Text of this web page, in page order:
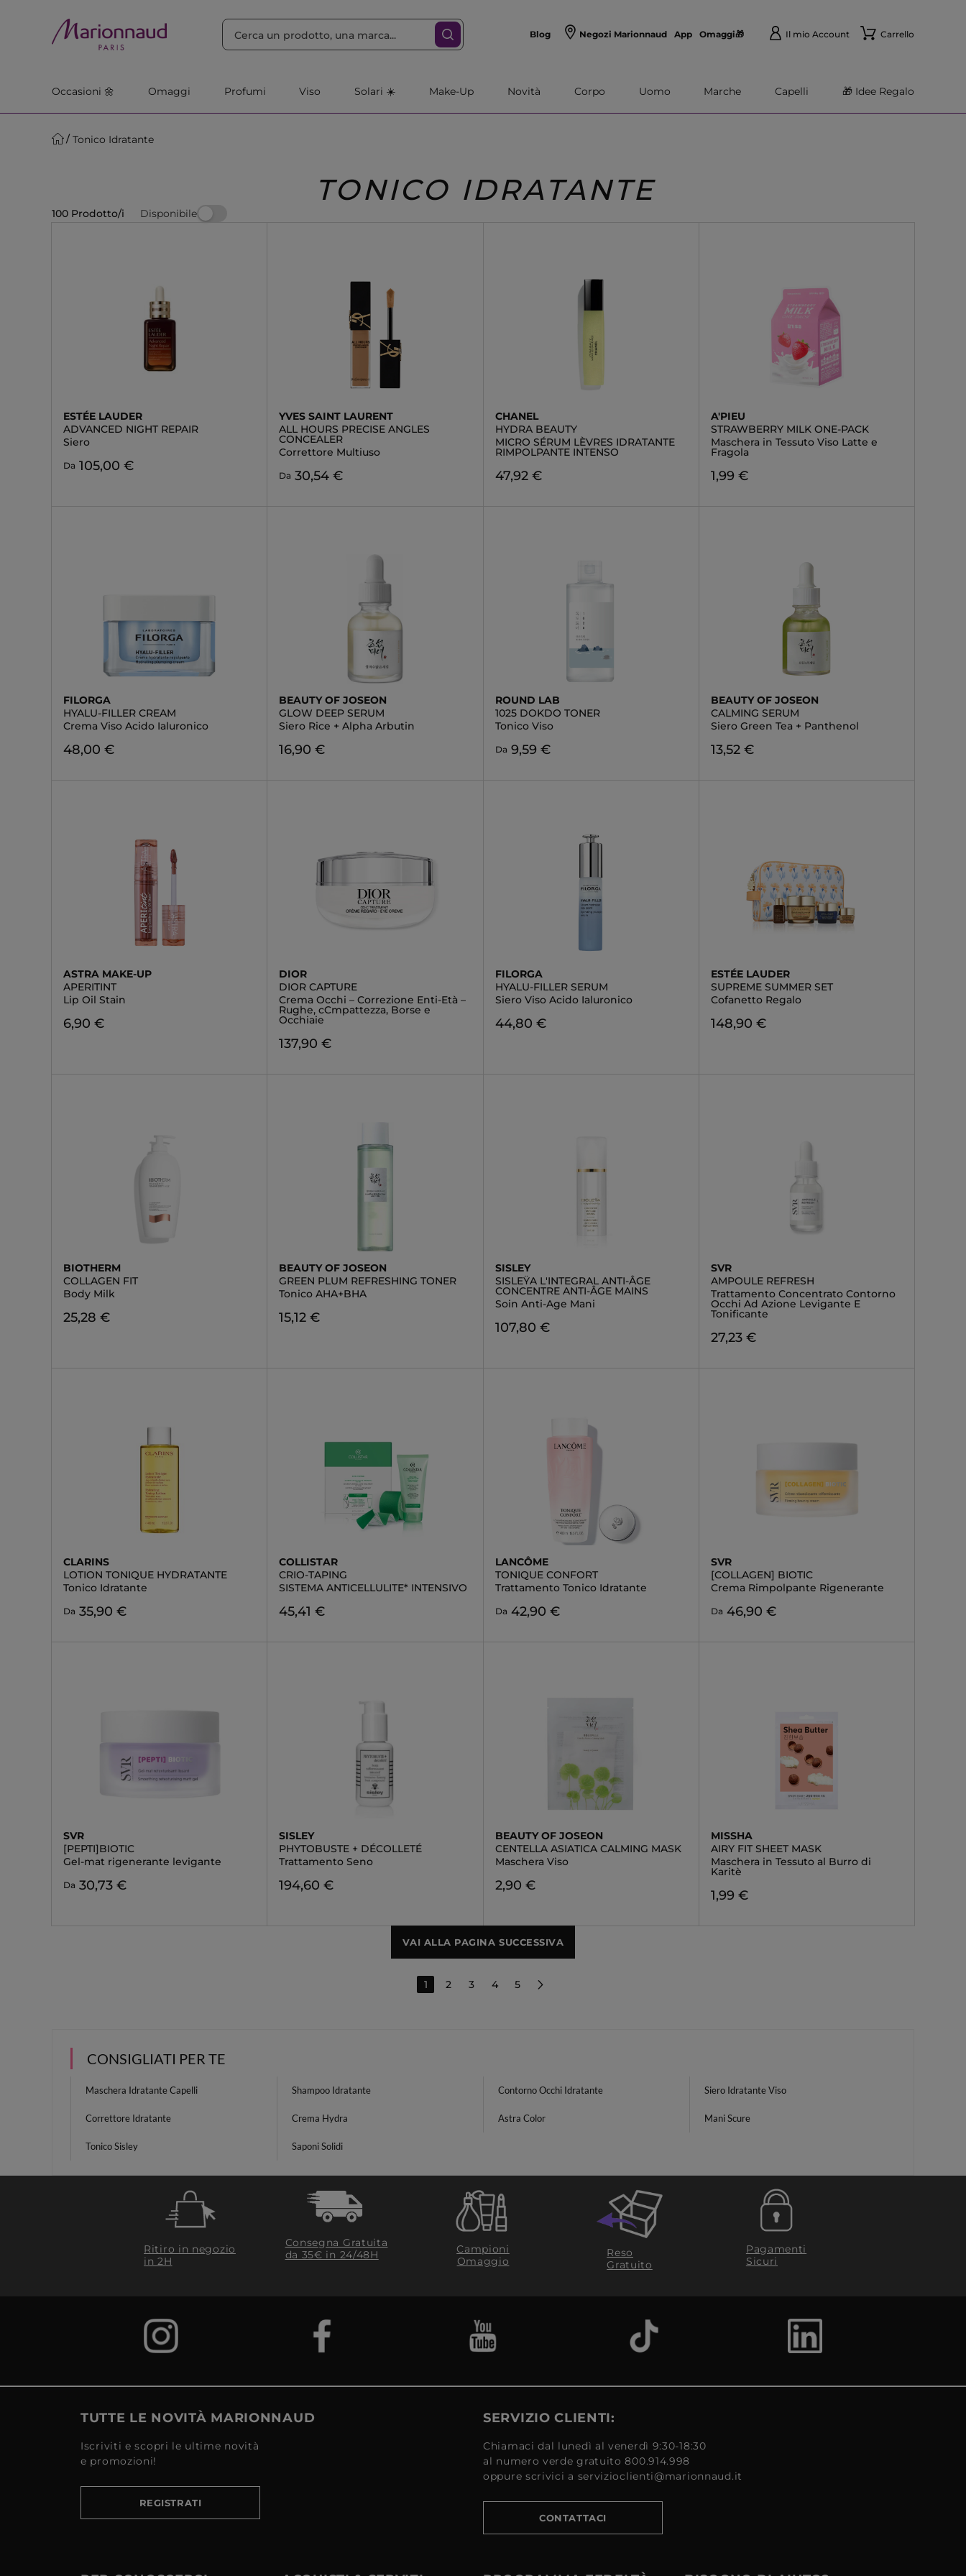
Blog Negozi Marionnaud App Omaggi🎁 Il mio Account Carrello
Occasioni 🌼 Omaggi Profumi Viso Solari ☀️ Make-Up Novità Corpo Uomo Marche Capelli 🎁 Idee Regalo
Tonico Idratante
TONICO IDRATANTE
100 Prodotto/i Disponibile
ESTÉE LAUDER
ADVANCED NIGHT REPAIR
Siero
Da 105,00 €
YVES SAINT LAURENT
ALL HOURS PRECISE ANGLES
CONCEALER
Correttore Multiuso
Da 30,54 €
CHANEL
HYDRA BEAUTY
MICRO SÉRUM LÈVRES IDRATANTE
RIMPOLPANTE INTENSO
47,92 €
A'PIEU
STRAWBERRY MILK ONE-PACK
Maschera in Tessuto Viso Latte e
Fragola
1,99 €
FILORGA
HYALU-FILLER CREAM
Crema Viso Acido Ialuronico
48,00 €
BEAUTY OF JOSEON
GLOW DEEP SERUM
Siero Rice + Alpha Arbutin
16,90 €
ROUND LAB
1025 DOKDO TONER
Tonico Viso
Da 9,59 €
BEAUTY OF JOSEON
CALMING SERUM
Siero Green Tea + Panthenol
13,52 €
ASTRA MAKE-UP
APERITINT
Lip Oil Stain
6,90 €
DIOR
DIOR CAPTURE
Crema Occhi – Correzione Enti-Età –
Rughe, cCmpattezza, Borse e
Occhiaie
137,90 €
FILORGA
HYALU-FILLER SERUM
Siero Viso Acido Ialuronico
44,80 €
ESTÉE LAUDER
SUPREME SUMMER SET
Cofanetto Regalo
148,90 €
BIOTHERM
COLLAGEN FIT
Body Milk
25,28 €
BEAUTY OF JOSEON
GREEN PLUM REFRESHING TONER
Tonico AHA+BHA
15,12 €
SISLEY
SISLEŸA L'INTEGRAL ANTI-ÂGE
CONCENTRE ANTI-ÂGE MAINS
Soin Anti-Age Mani
107,80 €
SVR
AMPOULE REFRESH
Trattamento Concentrato Contorno
Occhi Ad Azione Levigante E
Tonificante
27,23 €
CLARINS
LOTION TONIQUE HYDRATANTE
Tonico Idratante
Da 35,90 €
COLLISTAR
CRIO-TAPING
SISTEMA ANTICELLULITE* INTENSIVO
45,41 €
LANCÔME
TONIQUE CONFORT
Trattamento Tonico Idratante
Da 42,90 €
SVR
[COLLAGEN] BIOTIC
Crema Rimpolpante Rigenerante
Da 46,90 €
SVR
[PEPTI]BIOTIC
Gel-mat rigenerante levigante
Da 30,73 €
SISLEY
PHYTOBUSTE + DÉCOLLETÉ
Trattamento Seno
194,60 €
BEAUTY OF JOSEON
CENTELLA ASIATICA CALMING MASK
Maschera Viso
2,90 €
MISSHA
AIRY FIT SHEET MASK
Maschera in Tessuto al Burro di
Karitè
1,99 €
VAI ALLA PAGINA SUCCESSIVA
1 2 3 4 5
CONSIGLIATI PER TE
Maschera Idratante Capelli Shampoo Idratante Contorno Occhi Idratante Siero Idratante Viso
Correttore Idratante Crema Hydra Astra Color Mani Scure
Tonico Sisley Saponi Solidi
Ritiro in negozio
in 2H
Consegna Gratuita
da 35€​ in 24/48H
Campioni
Omaggio
Reso
Gratuito
Pagamenti
Sicuri
TUTTE LE NOVITÀ MARIONNAUD
Iscriviti e scopri le ultime novità
e promozioni!
REGISTRATI
SERVIZIO CLIENTI:
Chiamaci dal lunedì al venerdì 9:30-18:30
al numero verde gratuito 800.914.998
oppure scrivici a servizioclienti@marionnaud.it
CONTATTACI